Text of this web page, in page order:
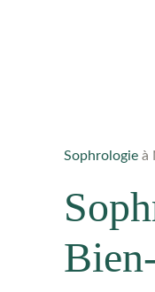
Sophrologie à